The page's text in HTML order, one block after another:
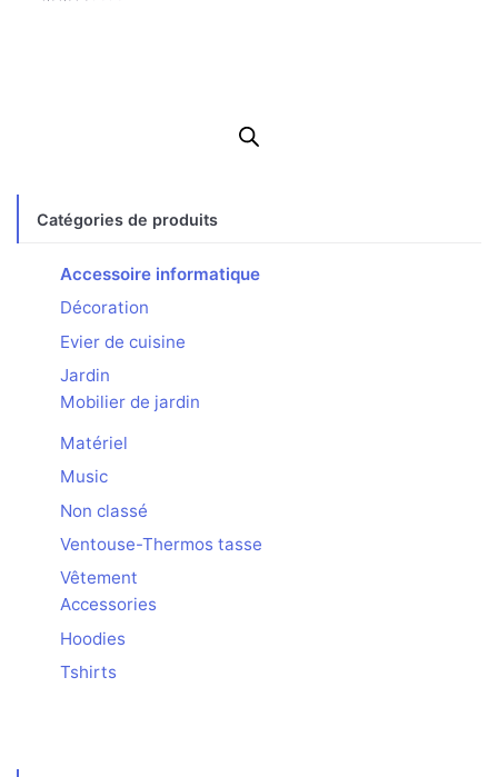
Catégories de produits
Accessoire informatique
Décoration
Evier de cuisine
Jardin
Mobilier de jardin
Matériel
Music
Non classé
Ventouse-Thermos tasse
Vêtement
Accessories
Hoodies
Tshirts